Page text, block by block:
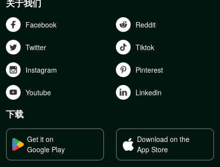
关于我们
Facebook Reddit
Twitter Tiktok
Instagram Pinterest
Youtube Linkedln
下载
Get it on
Google Play
Download on the
App Store